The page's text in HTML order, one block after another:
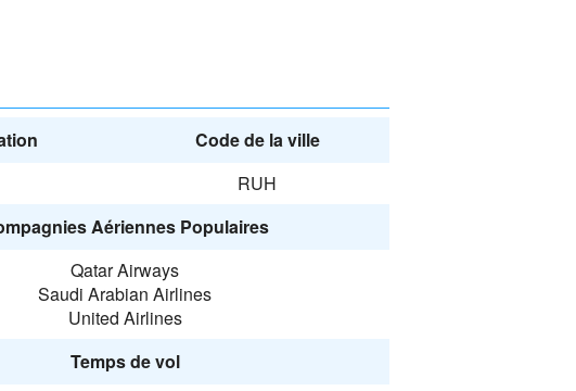
Code de la ville
RUH
Aériennes Populaires
Qatar Airways
Saudi Arabian Airlines
United Airlines
Temps de vol